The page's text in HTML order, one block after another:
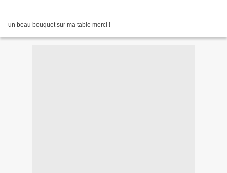
un beau bouquet sur ma table merci !